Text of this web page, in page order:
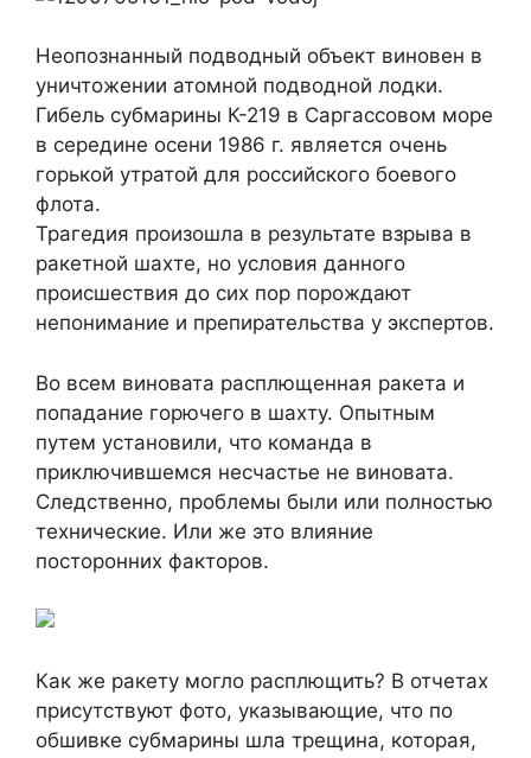
Неопознанный подводный объект виновен в
уничтожении атомной подводной лодки.
Гибель субмарины К-219 в Саргассовом море
в середине осени 1986 г. является очень
горькой утратой для российского боевого
флота.
Трагедия произошла в результате взрыва в
ракетной шахте, но условия данного
происшествия до сих пор порождают
непонимание и препирательства у экспертов.
Во всем виновата расплющенная ракета и
попадание горючего в шахту. Опытным
путем установили, что команда в
приключившемся несчастье не виновата.
Следственно, проблемы были или полностью
технические. Или же это влияние
посторонних факторов.
Как же ракету могло расплющить? В отчетах
присутствуют фото, указывающие, что по
обшивке субмарины шла трещина, которая,